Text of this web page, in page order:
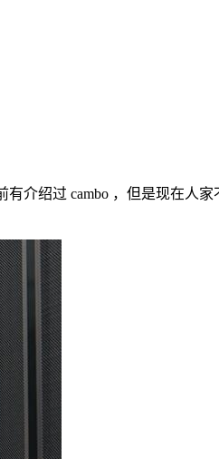
介绍过 cambo ，但是现在人家